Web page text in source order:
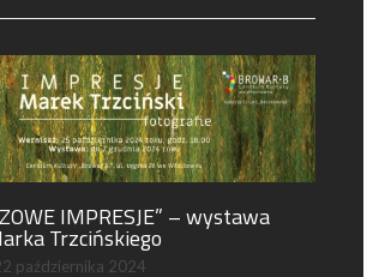
IMPRESJE” – wystawa
Trzcińskiego
października 2024